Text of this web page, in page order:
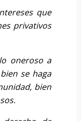
que
privativos
oneroso a
se haga
bien